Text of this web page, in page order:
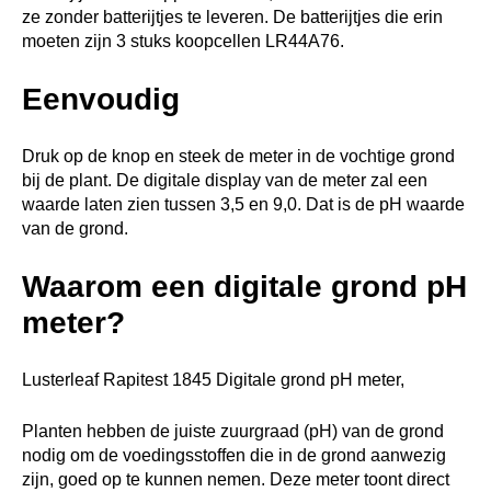
ze zonder batterijtjes te leveren. De batterijtjes die erin
moeten zijn 3 stuks koopcellen LR44A76.
Eenvoudig
Druk op de knop en steek de meter in de vochtige grond
bij de plant. De digitale display van de meter zal een
waarde laten zien tussen 3,5 en 9,0. Dat is de pH waarde
van de grond.
Waarom een digitale grond pH
meter?
Lusterleaf Rapitest 1845 Digitale grond pH meter,
Planten hebben de juiste zuurgraad (pH) van de grond
nodig om de voedingsstoffen die in de grond aanwezig
zijn, goed op te kunnen nemen. Deze meter toont direct